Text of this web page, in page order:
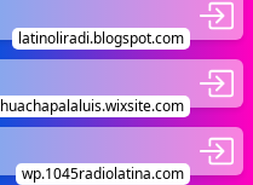
latinoliradi.blogspot.com
huachapalaluis.wixsite.com
wp.1045radiolatina.com